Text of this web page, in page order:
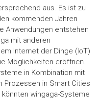
aus. Es ist zu
kommenden Jahren
Anwendungen entstehen
mit anderen
Internet der Dinge (IoT)
Möglichkeiten eröffnen.
in Kombination mit
Prozessen in Smart Cities
wingaga-Systeme